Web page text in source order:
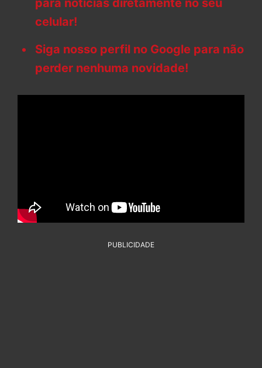
para notícias diretamente no seu
celular!
Siga nosso perfil no Google para não
perder nenhuma novidade!
PUBLICIDADE